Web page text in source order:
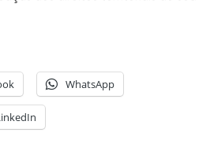
WhatsApp